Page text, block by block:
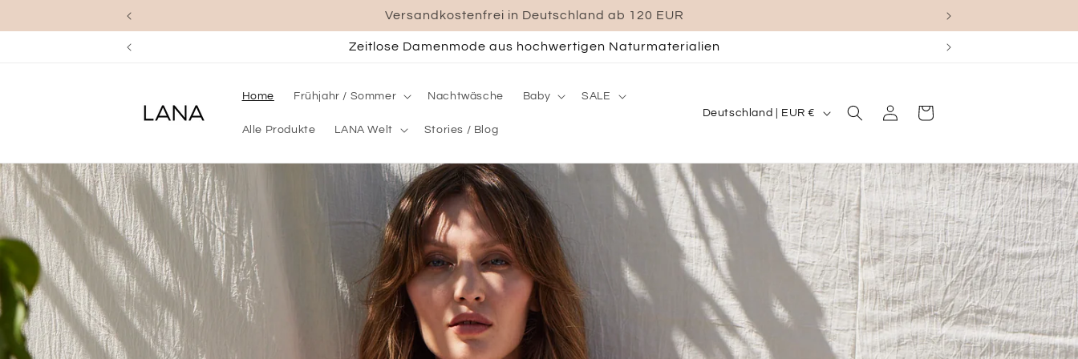
Inhalt
Jetzt unseren Outlet-Store in Aachen entdecken
Transparente Lieferkette
Home Frühjahr / Sommer Nachtwäsche Baby SALE
Alle Produkte LANA Welt Stories / Blog
L
n
d
/
R
e
g
Deutschland | EUR € EinloggenWarenkorb